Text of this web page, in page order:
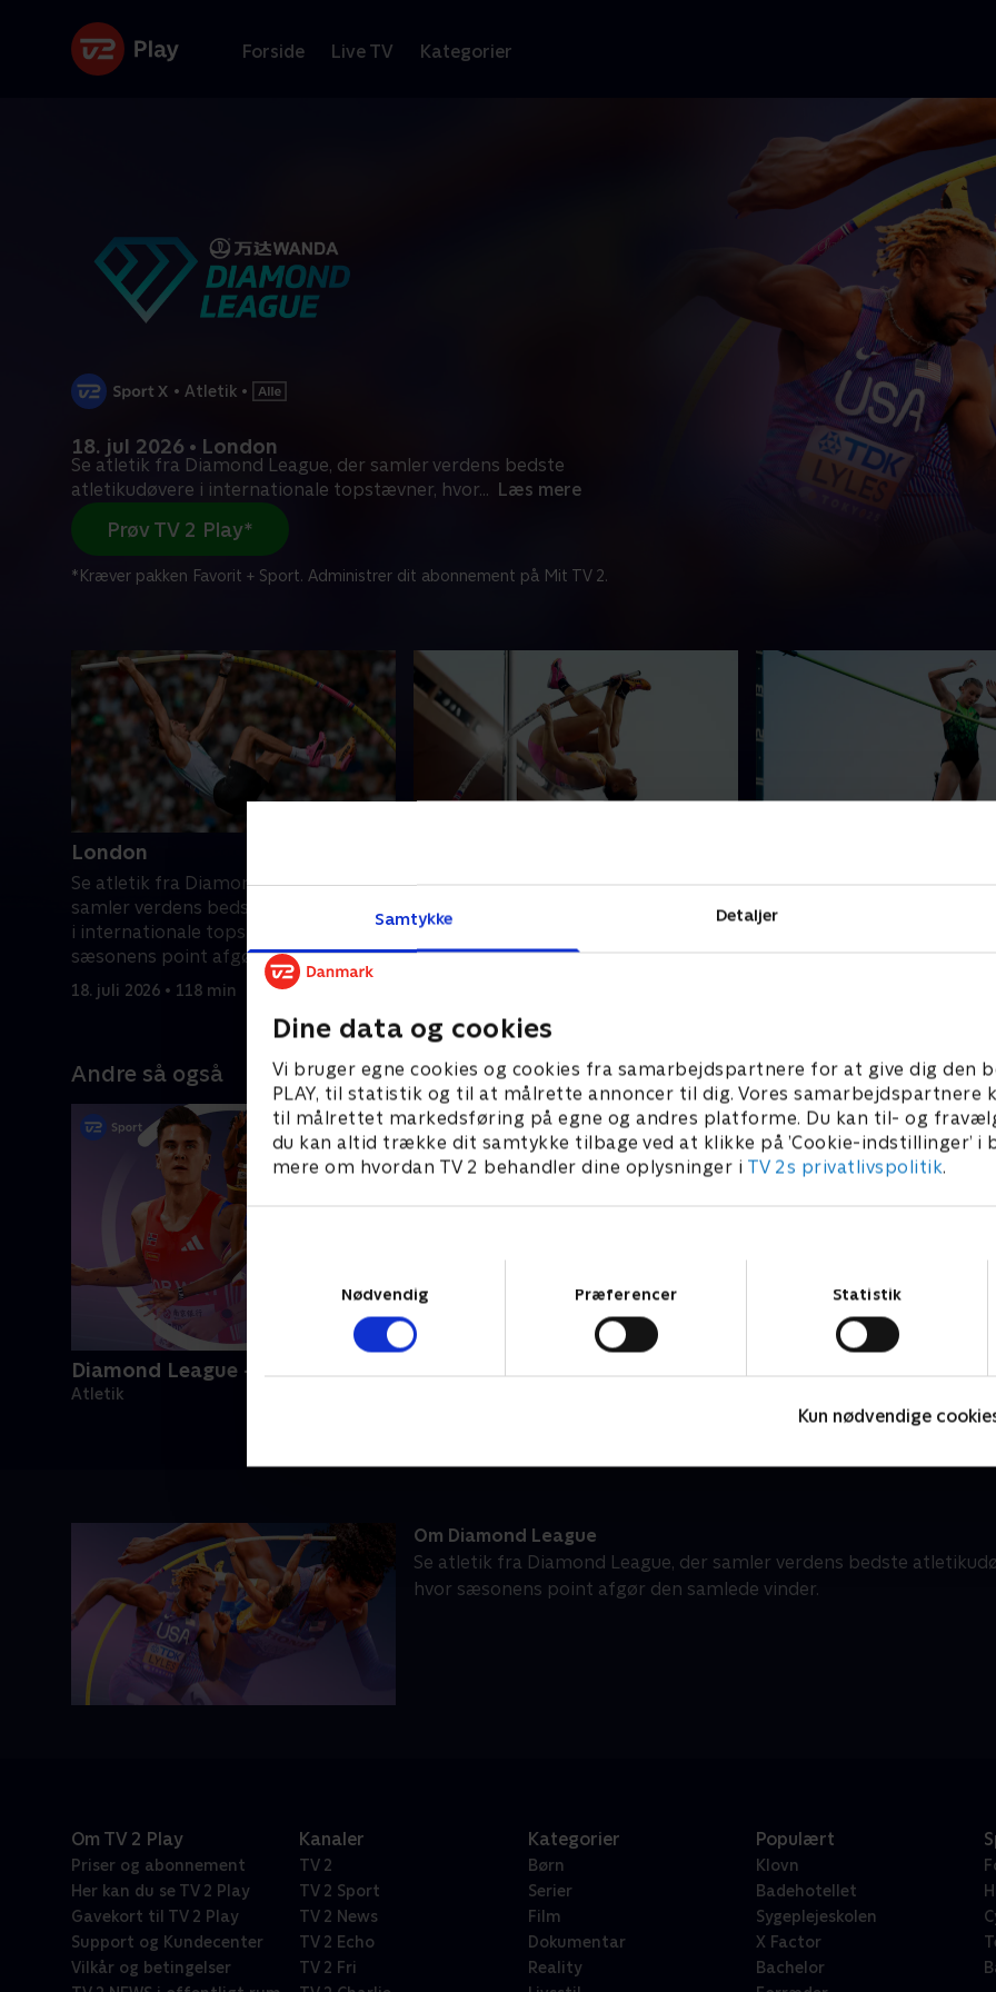
Samtykke Detaljer
Dine data og cookies
Vi bruger egne cookies og cookies fra samarbejdspartnere for at give dig den
PLAY, til statistik og til at målrette annoncer til dig. Vores samarbejdspartnere
til målrettet markedsføring på egne og andres platforme. Du kan til- og
du kan altid trække dit samtykke tilbage ved at klikke på ’Cookie-indstillinger’ i
mere om hvordan TV 2 behandler dine oplysninger i TV 2s privatlivspolitik.
Nødvendig
Præferencer Statistik
Kun nødvendige
Forside Live TV Kategorier
• Atletik •
18. jul 2026 • London
Se atletik fra Diamond League, der samler verdens bedste
atletikudøvere i internationale topstævner, hvor... Læs mere
Prøv TV 2 Play*
*Kræver pakken Favorit + Sport. Administrer dit abonnement på Mit TV 2.
London
Se atletik fra Diamond League, der
samler verdens bedste atletikudøvere
i internationale topstævner, hvor
sæsonens point afgør den samlede
vinder.
18. juli 2026 • 118 min
Se atletik fra Diamond League, der
samler verdens bedste atletikudøvere
i internationale topstævner, hvor
sæsonens point afgør den samlede
samler verdens bedste
Andre så også
Diamond League - Højdepunkter
Atletik
Om Diamond League
Se atletik fra Diamond League, der samler verdens bedste
hvor sæsonens point afgør den samlede vinder.
Om TV 2 Play
Priser og abonnement
Her kan du se TV 2 Play
Gavekort til TV 2 Play
Support og Kundecenter
Vilkår og betingelser
Kanaler
TV 2
TV 2 Sport
TV 2 News
TV 2 Echo
TV 2 Fri
Kategorier
Børn
Serier
Film
Dokumentar
Reality
Populært
Klovn
Badehotellet
Sygeplejeskolen
X Factor
Bachelor